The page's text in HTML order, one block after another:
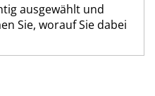
ausgewählt und
Sie, worauf Sie dabei